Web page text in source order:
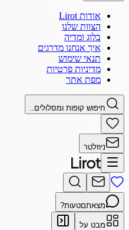
אודות Lirot
הצוות שלנו
בלוג ומדיה
איך אנחנו מדרגים
תנאי שימוש
מדיניות פרטיות
מפת אתר
חיפוש קופות ומסלולים..
ניוזלטר
מצאתםטעות?
מבט על